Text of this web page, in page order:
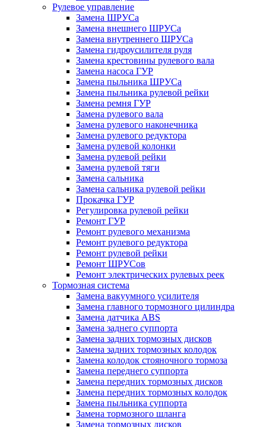
Рулевое управление
Замена ШРУСа
Замена внешнего ШРУСа
Замена внутреннего ШРУСа
Замена гидроусилителя руля
Замена крестовины рулевого вала
Замена насоса ГУР
Замена пыльника ШРУСа
Замена пыльника рулевой рейки
Замена ремня ГУР
Замена рулевого вала
Замена рулевого наконечника
Замена рулевого редуктора
Замена рулевой колонки
Замена рулевой рейки
Замена рулевой тяги
Замена сальника
Замена сальника рулевой рейки
Прокачка ГУР
Регулировка рулевой рейки
Ремонт ГУР
Ремонт рулевого механизма
Ремонт рулевого редуктора
Ремонт рулевой рейки
Ремонт ШРУСов
Ремонт электрических рулевых реек
Тормозная система
Замена вакуумного усилителя
Замена главного тормозного цилиндра
Замена датчика ABS
Замена заднего суппорта
Замена задних тормозных дисков
Замена задних тормозных колодок
Замена колодок стояночного тормоза
Замена переднего суппорта
Замена передних тормозных дисков
Замена передних тормозных колодок
Замена пыльника суппорта
Замена тормозного шланга
Замена тормозных дисков